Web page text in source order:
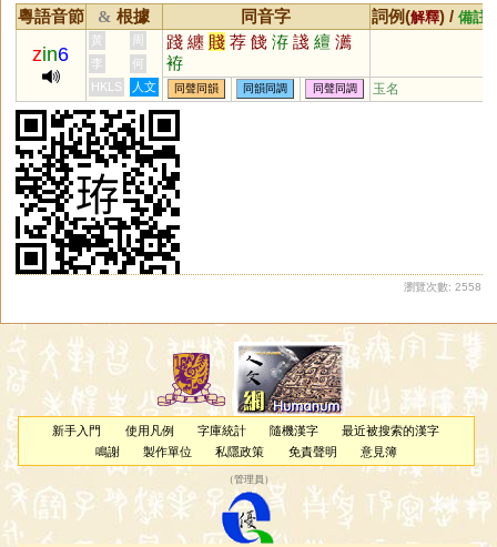
粵語音節 & 根據 同音字 詞例(解釋) / 備註
zin6
黃 周 踐 纏 賤 荐 餞 洊 諓 繵 瀳
袸
李
何
HKLS
人文 同聲同韻 同韻同調 同聲同調 玉名
瀏覽次數: 2558
新手入門 使用凡例 字庫統計 隨機漢字
最近被搜索的漢字
鳴謝
製作單位 私隱政策 免責聲明 意見簿
（管理員 ）